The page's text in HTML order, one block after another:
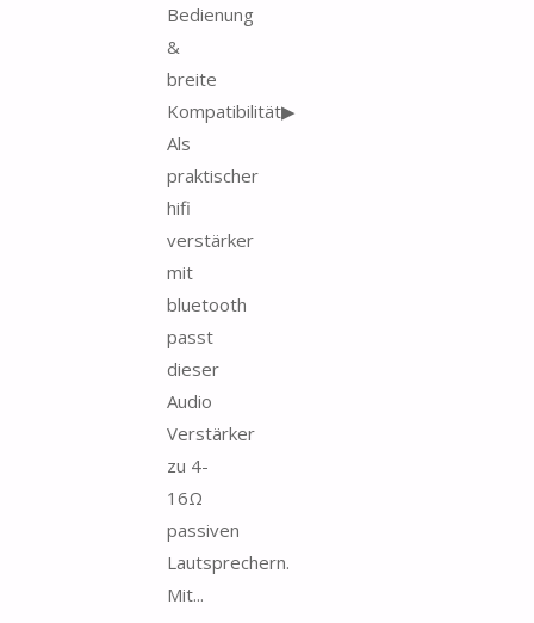
Bedienung
&
breite
Kompatibilität▶
Als
praktischer
hifi
verstärker
mit
bluetooth
passt
dieser
Audio
Verstärker
zu 4-
16Ω
passiven
Lautsprechern.
Mit...